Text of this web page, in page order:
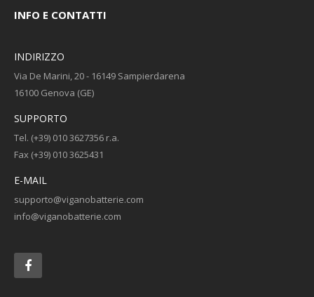
INFO E CONTATTI
INDIRIZZO
Via De Marini, 20 - 16149 Sampierdarena
16100 Genova (GE)
SUPPORTO
Tel. (+39) 010 3627356 r.a.
Fax (+39) 010 3625431
E-MAIL
supporto@viganobatterie.com
info@viganobatterie.com